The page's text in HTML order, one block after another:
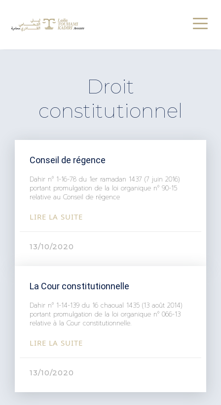
Droit
constitutionnel
Conseil de régence
Dahir n° 1-16-78 du 1er ramadan 1437 (7 juin 2016)
portant promulgation de la loi organique n° 90-15
relative au Conseil de régence
LIRE LA SUITE
13/10/2020
La Cour constitutionnelle
Dahir n° 1-14-139 du 16 chaoual 1435 (13 août 2014)
portant promulgation de la loi organique n° 066-13
relative à la Cour constitutionnelle.
LIRE LA SUITE
13/10/2020